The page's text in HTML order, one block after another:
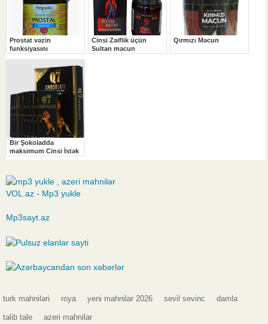
VOL.az - Mp3 yukle
Mp3sayt.az
turk mahnilari roya yeni mahnilar 2026 sevil sevinc damla
talib tale azeri mahnilar